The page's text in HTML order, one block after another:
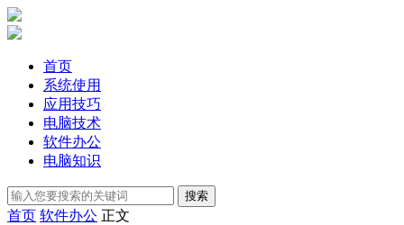
首页
系统使用
应用技巧
电脑技术
软件办公
电脑知识
首页 软件办公 正文